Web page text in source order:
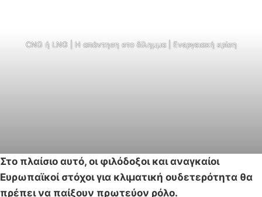
CNG ή LNG | H απάντηση στο δίλημμα | Ενεργειακή κρίση
Στο πλαίσιο αυτό, οι φιλόδοξοι και αναγκαίοι
Ευρωπαϊκοί στόχοι για κλιματική ουδετερότητα θα
πρέπει να παίξουν πρωτεύον ρόλο.